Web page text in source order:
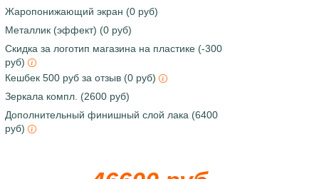
Жаропонижающий экран (0 руб)
Металлик (эффект) (0 руб)
Скидка за логотип магазина на пластике (-300
руб)
Кешбек 500 руб за отзыв (0 руб)
Зеркала компл. (2600 руб)
Дополнительный финишный слой лака (6400
руб)